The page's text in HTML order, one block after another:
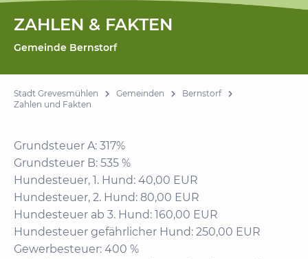
ZAHLEN & FAKTEN
Gemeinde Bernstorf
Stadt Grevesmühlen Gemeinden
Bernstorf
Zahlen und Fakten
Grundsteuer A: 317%
Grundsteuer B: 535 %
Hundesteuer, 1. Hund: 40,00 EUR
Hundesteuer, 2. Hund: 80,00 EUR
Hundesteuer ab 3. Hund: 160,00 EUR
Hundesteuer gefährlicher Hund: 250,00 EUR
Gewerbesteuer: 400 %